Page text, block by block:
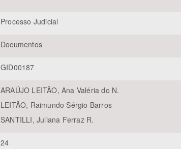
Processo Judicial
Documentos
GID00187
ARAÚJO LEITÃO, Ana Valéria do N.
LEITÃO, Raimundo Sérgio Barros
SANTILLI, Juliana Ferraz R.
24